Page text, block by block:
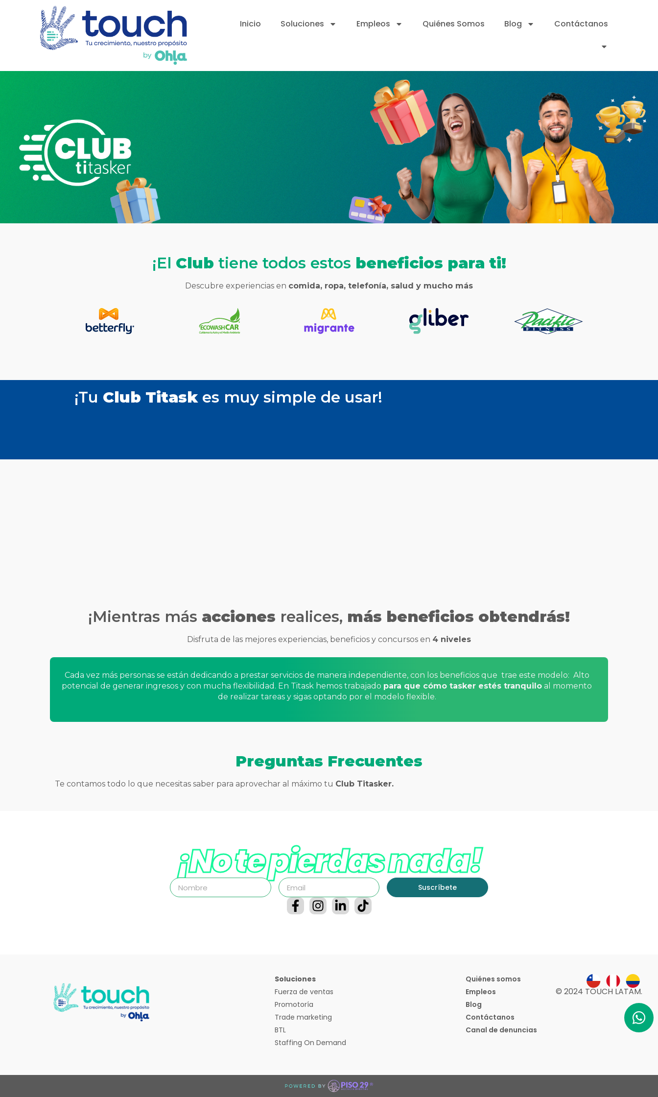
Inicio Soluciones Empleos Quiénes Somos Blog
Contáctanos
¡El Club tiene todos estos beneficios para ti!
Descubre experiencias en comida, ropa, telefonía, salud y mucho más
¡Tu Club Titaskes muy simple de usar!
¡Mientras más acciones realices, más beneficios obtendrás!
Disfruta de las mejores experiencias, beneficios y concursos en 4 niveles
Cada vez más personas se están dedicando a prestar servicios de manera independiente, con los beneficios que trae este modelo: Alto
potencial de generar ingresos y con mucha flexibilidad. En Titask hemos trabajado para que cómo tasker estés tranquilo al momento
de realizar tareas y sigas optando por el modelo flexible.
Preguntas Frecuentes
Te contamos todo lo que necesitas saber para aprovechar al máximo tu Club Titasker.
¡No te pierdas nada!
Suscríbete
Soluciones
Fuerza de ventas
Promotoría
Trade marketing
BTL
Staffing On Demand
Quiénes somos
Empleos
Blog
Contáctanos
Canal de denuncias
© 2024 TOUCH LATAM.